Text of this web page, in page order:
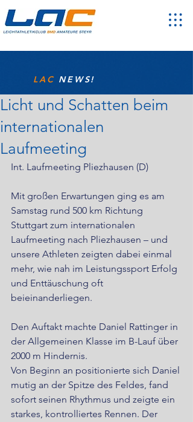
LAC NEWS!
Licht und Schatten beim
internationalen
Laufmeeting
Int. Laufmeeting Pliezhausen (D)
Mit großen Erwartungen ging es am
Samstag rund 500 km Richtung
Stuttgart zum internationalen
Laufmeeting nach Pliezhausen – und
unsere Athleten zeigten dabei einmal
mehr, wie nah im Leistungssport Erfolg
und Enttäuschung oft
beieinanderliegen.
Den Auftakt machte Daniel Rattinger in
der Allgemeinen Klasse im B-Lauf über
2000 m Hindernis.
Von Beginn an positionierte sich Daniel
mutig an der Spitze des Feldes, fand
sofort seinen Rhythmus und zeigte ein
starkes, kontrolliertes Rennen. Der